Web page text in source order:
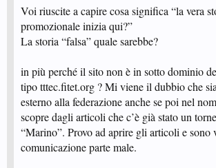
Voi riuscite a capire cosa significa “la vera
promozionale inizia qui?”
La storia “falsa” quale sarebbe?
in più perché il sito non è in sotto dominio
tipo tttec.fitet.org ? Mi viene il dubbio che
esterno alla federazione anche se poi nel
scopre dagli articoli che c’è già stato un
“Marino”. Provo ad aprire gli articoli e sono
comunicazione parte male.